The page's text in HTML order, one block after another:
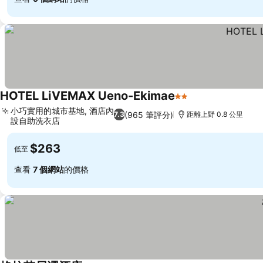
HOTEL LiVEMAX Ueno-Ekimae2 星級
7.3(965 筆評分)
小巧實用的城市基地, 酒店內
設自助洗衣店
距離上野 0.8 公里
低至 $263
查看 7 個網站的價格